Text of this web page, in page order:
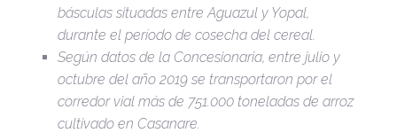
básculas situadas entre Aguazul y Yopal,
durante el período de cosecha del cereal.
Según datos de la Concesionaria, entre julio y
octubre del año 2019 se transportaron por el
corredor vial más de 751.000 toneladas de arroz
cultivado en Casanare.